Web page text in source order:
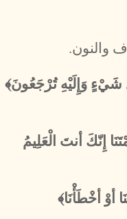
والنون.
وَإِلَيْهِ تُرْجَعُونَ﴾
إِنّكَ أنتَ الْعَلِيمُ
أوْ أخْطَأْنَا﴾